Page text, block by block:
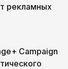
рекламных
Campaign